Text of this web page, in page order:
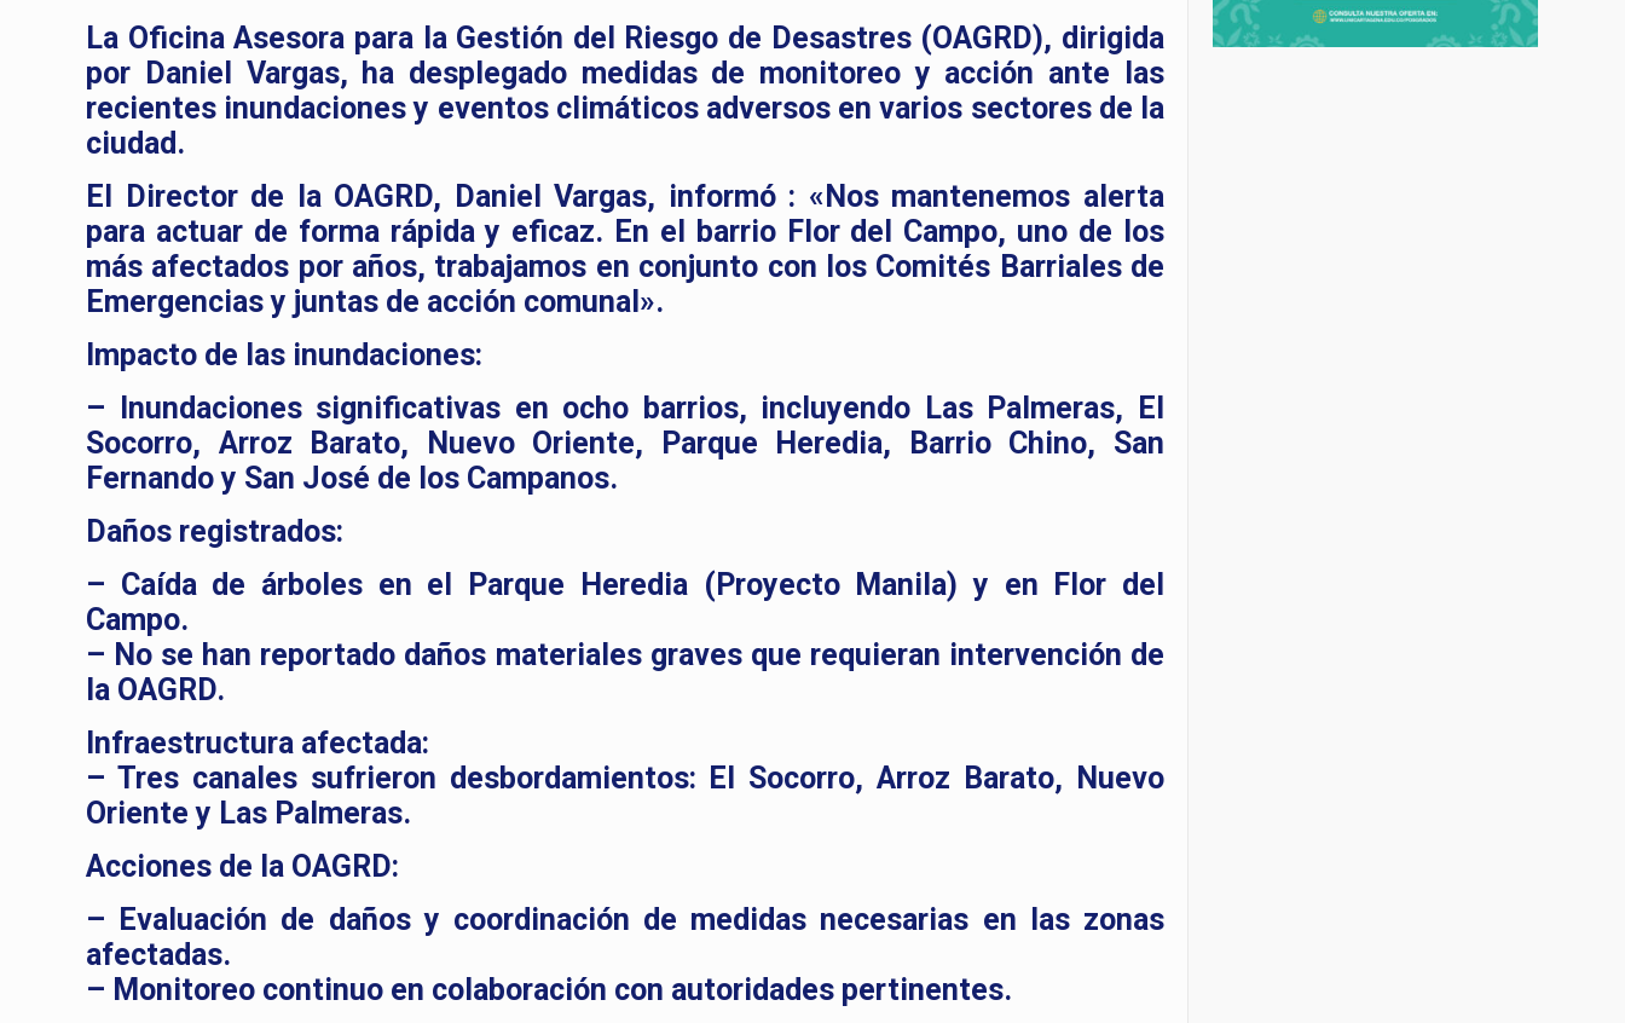
La Oficina Asesora para la Gestión del Riesgo de Desastres (OAGRD), dirigida
por Daniel Vargas, ha desplegado medidas de monitoreo y acción ante las
recientes inundaciones y eventos climáticos adversos en varios sectores de la
ciudad.
El Director de la OAGRD, Daniel Vargas, informó : «Nos mantenemos alerta
para actuar de forma rápida y eficaz. En el barrio Flor del Campo, uno de los
más afectados por años, trabajamos en conjunto con los Comités Barriales de
Emergencias y juntas de acción comunal».
Impacto de las inundaciones:
– Inundaciones significativas en ocho barrios, incluyendo Las Palmeras, El
Socorro, Arroz Barato, Nuevo Oriente, Parque Heredia, Barrio Chino, San
Fernando y San José de los Campanos.
Daños registrados:
– Caída de árboles en el Parque Heredia (Proyecto Manila) y en Flor del
Campo.
– No se han reportado daños materiales graves que requieran intervención de
la OAGRD.
Infraestructura afectada:
– Tres canales sufrieron desbordamientos: El Socorro, Arroz Barato, Nuevo
Oriente y Las Palmeras.
Acciones de la OAGRD:
– Evaluación de daños y coordinación de medidas necesarias en las zonas
afectadas.
– Monitoreo continuo en colaboración con autoridades pertinentes.